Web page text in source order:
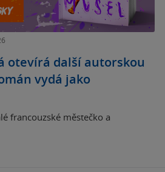
otevírá další autorskou
vydá jako
francouzské městečko a